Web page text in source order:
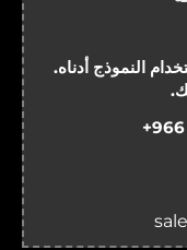
النموذج أدناه.